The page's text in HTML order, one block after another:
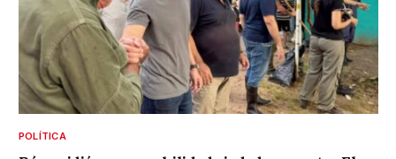
POLÍTICA